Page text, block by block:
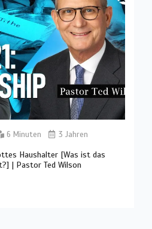
6 Minuten 3 Jahren
Haushalter [Was ist das
| Pastor Ted Wilson